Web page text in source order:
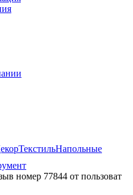
ТекстильНапольные
номер 77844 от пользоват